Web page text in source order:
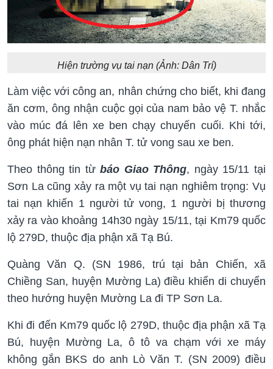
Hiện trường vụ tai nạn (Ảnh: Dân Trí)
Làm việc với công an, nhân chứng cho biết, khi đang
ăn cơm, ông nhận cuộc gọi của nam bảo vệ T. nhắc
vào múc đá lên xe ben chạy chuyến cuối. Khi tới,
ông phát hiện nạn nhân T. tử vong sau xe ben.
Theo thông tin từbáo Giao Thông, ngày 15/11 tại
Sơn La cũng xảy ra một vụ tai nạn nghiêm trọng: Vụ
tai nạn khiến 1 người tử vong, 1 người bị thương
xảy ra vào khoảng 14h30 ngày 15/11, tại Km79 quốc
lộ 279D, thuộc địa phận xã Tạ Bú.
Quàng Văn Q. (SN 1986, trú tại bản Chiến, xã
Chiềng San, huyện Mường La) điều khiển di chuyển
theo hướng huyện Mường La đi TP Sơn La.
Khi đi đến Km79 quốc lộ 279D, thuộc địa phận xã Tạ
Bú, huyện Mường La, ô tô va chạm với xe máy
không gắn BKS do anh Lò Văn T. (SN 2009) điều